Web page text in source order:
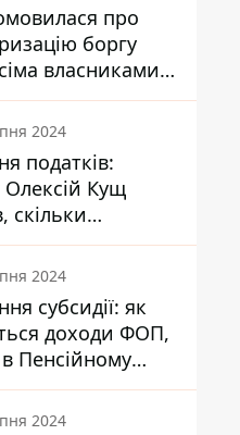
про
боргу
власниками
що це
країни
2024
податків:
Олексій Кущ
скільки
кожен українець
2024
субсидії: як
доходи ФОП,
Пенсійному
2024